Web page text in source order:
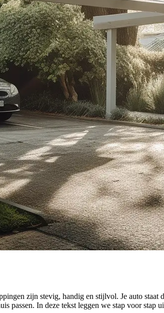
zijn stevig, handig en stijlvol. Je auto
passen. In deze tekst leggen we stap voor stap